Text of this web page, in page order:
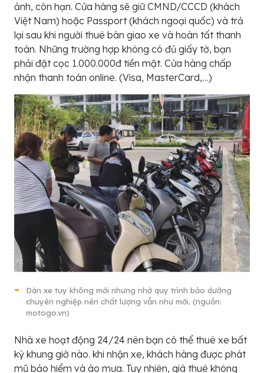
ảnh, còn hạn. Cửa hàng sẽ giữ CMND/CCCD (khách
Việt Nam) hoặc Passport (khách ngoại quốc) và trả
lại sau khi người thuê bàn giao xe và hoàn tất thanh
toán. Những trường hợp không có đủ giấy tờ, bạn
phải đặt cọc 1.000.000đ tiền mặt. Cửa hàng chấp
nhận thanh toán online. (Visa, MasterCard,…)
Dàn xe tuy không mới nhưng nhờ quy trình bảo dưỡng
chuyên nghiệp nên chất lượng vẫn như mới. (nguồn:
motogo.vn)
Nhà xe hoạt động 24/24 nên bạn có thể thuê xe bất
kỳ khung giờ nào. khi nhận xe, khách hàng được phát
mũ bảo hiểm và áo mưa. Tuy nhiên, giá thuê không